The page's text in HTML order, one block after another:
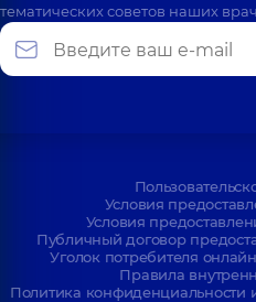
тематических советов наших
Условия
Условия
Публичный договор
Уголок потребителя онлайн
Правила
Политика конфиденциальности